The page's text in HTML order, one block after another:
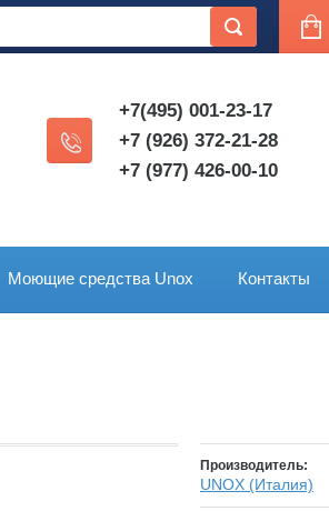
+7(495) 001-23-17
+7 (926) 372-21-28
+7 (977) 426-00-10
Моющие средства Unox Контакты
Производитель:
UNOX (Италия)